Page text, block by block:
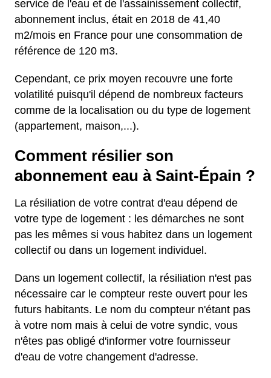
service de l'eau et de l'assainissement collectif,
abonnement inclus, était en 2018 de 41,40
m2/mois en France pour une consommation de
référence de 120 m3.
Cependant, ce prix moyen recouvre une forte
volatilité puisqu'il dépend de nombreux facteurs
comme de la localisation ou du type de logement
(appartement, maison,...).
Comment résilier son
abonnement eau à Saint-Épain ?
La résiliation de votre contrat d'eau dépend de
votre type de logement : les démarches ne sont
pas les mêmes si vous habitez dans un logement
collectif ou dans un logement individuel.
Dans un logement collectif, la résiliation n'est pas
nécessaire car le compteur reste ouvert pour les
futurs habitants. Le nom du compteur n'étant pas
à votre nom mais à celui de votre syndic, vous
n'êtes pas obligé d'informer votre fournisseur
d'eau de votre changement d'adresse.